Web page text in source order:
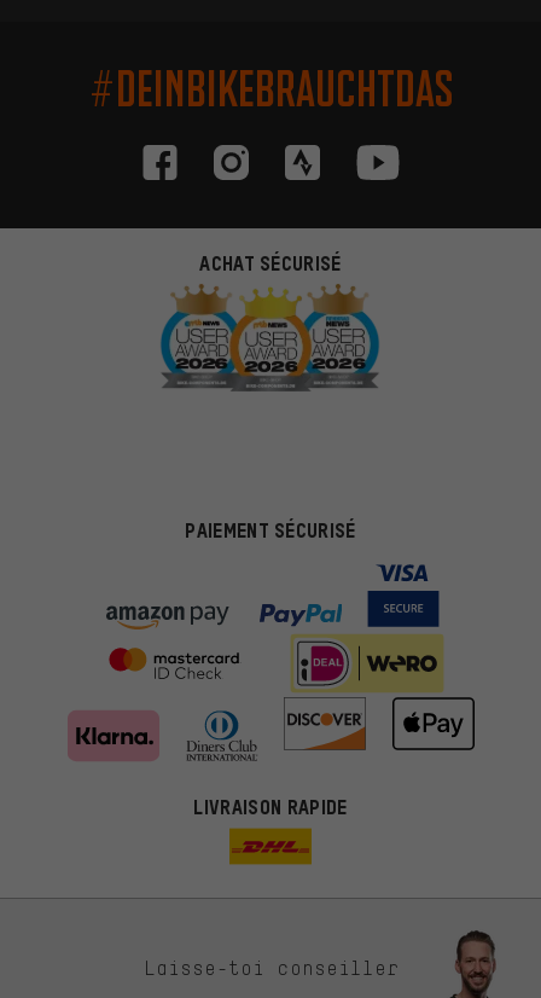
#DEINBIKEBRAUCHTDAS
ACHAT SÉCURISÉ
PAIEMENT SÉCURISÉ
LIVRAISON RAPIDE
Laisse-toi conseiller
Des offres plus adaptées